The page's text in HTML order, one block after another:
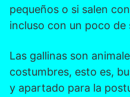
pequeños o si salen
incluso con un poco de
Las gallinas son
costumbres, esto es,
y apartado para la